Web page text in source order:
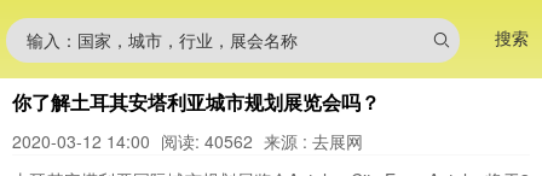
输入：国家，城市，行业，展会名称 搜索
你了解土耳其安塔利亚城市规划展览会吗？
2020-03-12 14:00 阅读: 40562 来源 : 去展网